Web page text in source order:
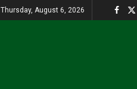
Thursday, August 6, 2026